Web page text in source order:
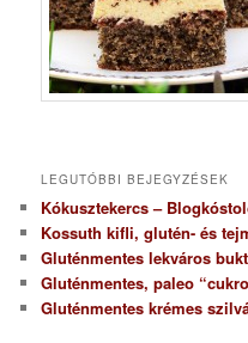
LEGUTÓBBI BEJEGYZÉSEK
Kókusztekercs –
Kossuth kifli, glutén- és
Gluténmentes lekváros
Gluténmentes, paleo
Gluténmentes krémes